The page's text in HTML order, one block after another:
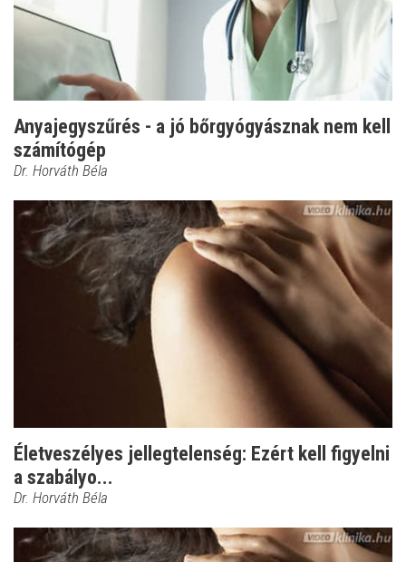
Anyajegyszűrés - a jó bőrgyógyásznak nem kell
számítógép
Dr. Horváth Béla
Életveszélyes jellegtelenség: Ezért kell figyelni
a szabályo...
Dr. Horváth Béla